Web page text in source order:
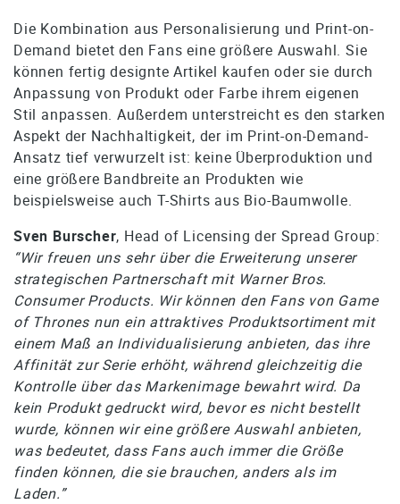
Die Kombination aus Personalisierung und Print-on-
Demand bietet den Fans eine größere Auswahl. Sie
können fertig designte Artikel kaufen oder sie durch
Anpassung von Produkt oder Farbe ihrem eigenen
Stil anpassen. Außerdem unterstreicht es den starken
Aspekt der Nachhaltigkeit, der im Print-on-Demand-
Ansatz tief verwurzelt ist: keine Überproduktion und
eine größere Bandbreite an Produkten wie
beispielsweise auch T-Shirts aus Bio-Baumwolle.
Sven Burscher, Head of Licensing der Spread Group:
“Wir freuen uns sehr über die Erweiterung unserer
strategischen Partnerschaft mit Warner Bros.
Consumer Products. Wir können den Fans von Game
of Thrones nun ein attraktives Produktsortiment mit
einem Maß an Individualisierung anbieten, das ihre
Affinität zur Serie erhöht, während gleichzeitig die
Kontrolle über das Markenimage bewahrt wird. Da
kein Produkt gedruckt wird, bevor es nicht bestellt
wurde, können wir eine größere Auswahl anbieten,
was bedeutet, dass Fans auch immer die Größe
finden können, die sie brauchen, anders als im
Laden.”